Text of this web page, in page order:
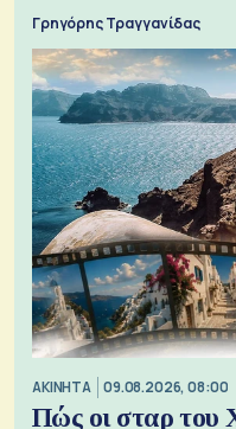
Γρηγόρης Τραγγανίδας
ΑΚΙΝΗΤΑ 09.08.2026, 08:00
Πώς οι σταρ του